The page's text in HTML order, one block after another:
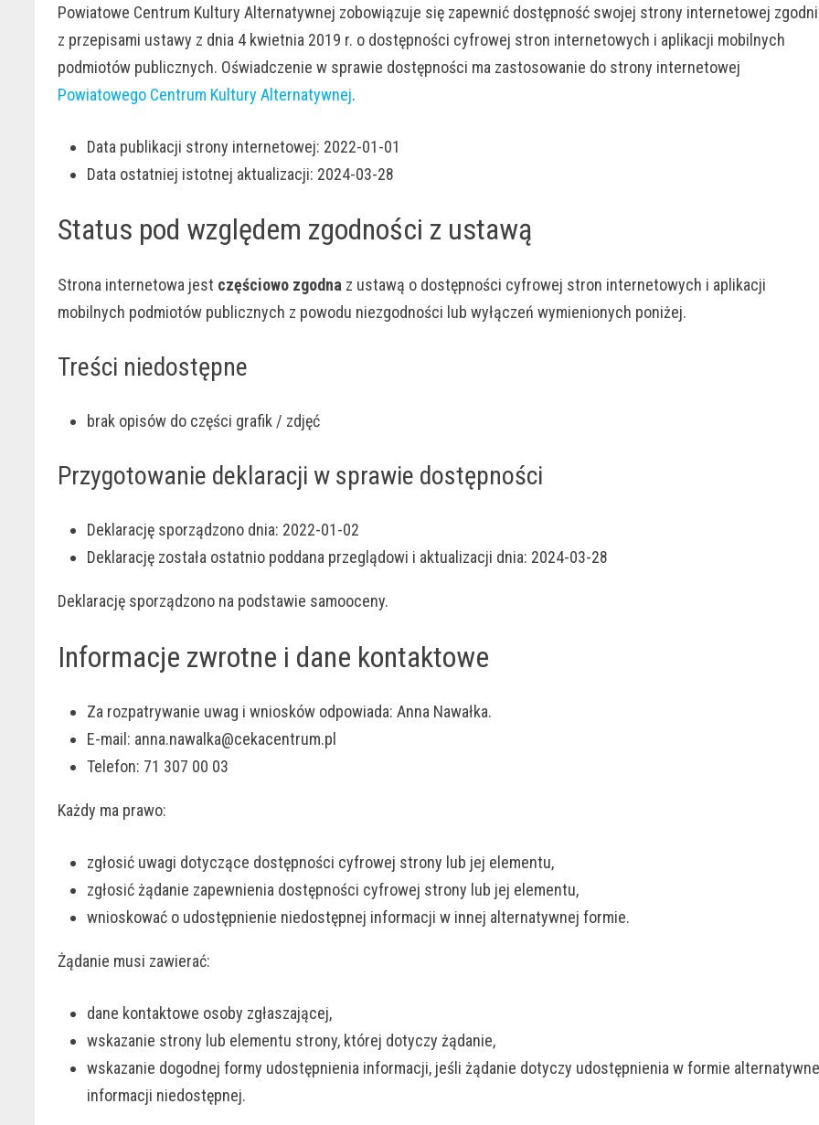
Powiatowe Centrum Kultury Alternatywnej zobowiązuje się zapewnić dostępność swojej strony internetowej
z przepisami ustawy z dnia 4 kwietnia 2019 r. o dostępności cyfrowej stron internetowych i aplikacji mobilnych
podmiotów publicznych. Oświadczenie w sprawie dostępności ma zastosowanie do strony internetowej
Powiatowego Centrum Kultury Alternatywnej.
Data publikacji strony internetowej: 2022-01-01
Data ostatniej istotnej aktualizacji: 2024-03-28
Status pod względem zgodności z ustawą
Strona internetowa jest częściowo zgodna z ustawą o dostępności cyfrowej stron internetowych i aplikacji
mobilnych podmiotów publicznych z powodu niezgodności lub wyłączeń wymienionych poniżej.
Treści niedostępne
brak opisów do części grafik / zdjęć
Przygotowanie deklaracji w sprawie dostępności
Deklarację sporządzono dnia: 2022-01-02
Deklarację została ostatnio poddana przeglądowi i aktualizacji dnia: 2024-03-28
Deklarację sporządzono na podstawie samooceny.
Informacje zwrotne i dane kontaktowe
Za rozpatrywanie uwag i wniosków odpowiada:Anna Nawałka.
E-mail: anna.nawalka@cekacentrum.pl
Telefon: 71 307 00 03
Każdy ma prawo:
zgłosić uwagi dotyczące dostępności cyfrowej strony lub jej elementu,
zgłosić żądanie zapewnienia dostępności cyfrowej strony lub jej elementu,
wnioskować o udostępnienie niedostępnej informacji w innej alternatywnej formie.
Żądanie musi zawierać:
dane kontaktowe osoby zgłaszającej,
wskazanie strony lub elementu strony, której dotyczy żądanie,
wskazanie dogodnej formy udostępnienia informacji, jeśli żądanie dotyczy udostępnienia w formie
informacji niedostępnej.